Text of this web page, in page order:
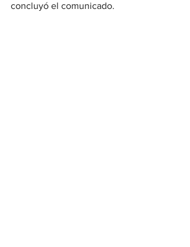
concluyó el comunicado.